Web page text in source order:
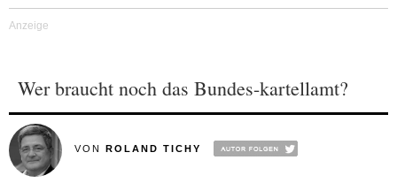
Wer braucht noch das Bundes-kartellamt?
VON ROLAND TICHY